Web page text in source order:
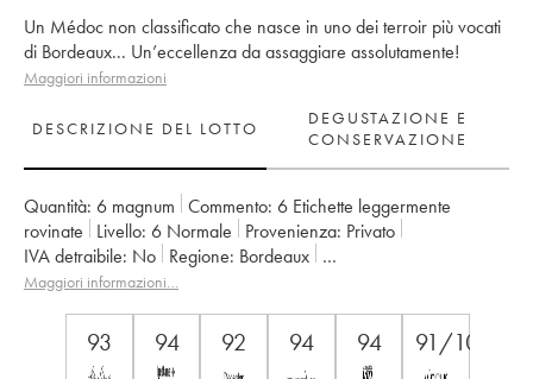
Un Médoc non classificato che nasce in uno dei terroir più vocati
di Bordeaux... Un’eccellenza da assaggiare assolutamente!
Maggiori informazioni
DESCRIZIONE DEL LOTTO
DEGUSTAZIONE E
CONSERVAZIONE
Quantità: 6 magnum Commento: 6 Etichette leggermente
rovinate
Livello: 6 Normale Provenienza:
privato
IVA detraibile:
no Regione:
Bordeaux
Denominazione:
Haut Médoc
Maggiori informazioni…
93 94 92 94 94 91/100